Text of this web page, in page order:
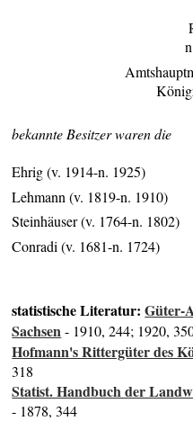
bekannte Besitzer waren die
Ehrig (v. 1914-n. 1925)
Lehmann (v. 1819-n. 1910)
Steinhäuser (v. 1764-n. 1802)
Conradi (v. 1681-n. 1724)
statistische Literatur:Güter-
Sachsen- 1910, 244; 1920,
Hofmann's Rittergüter des
318
Statist. Handbuch der
- 1878, 344